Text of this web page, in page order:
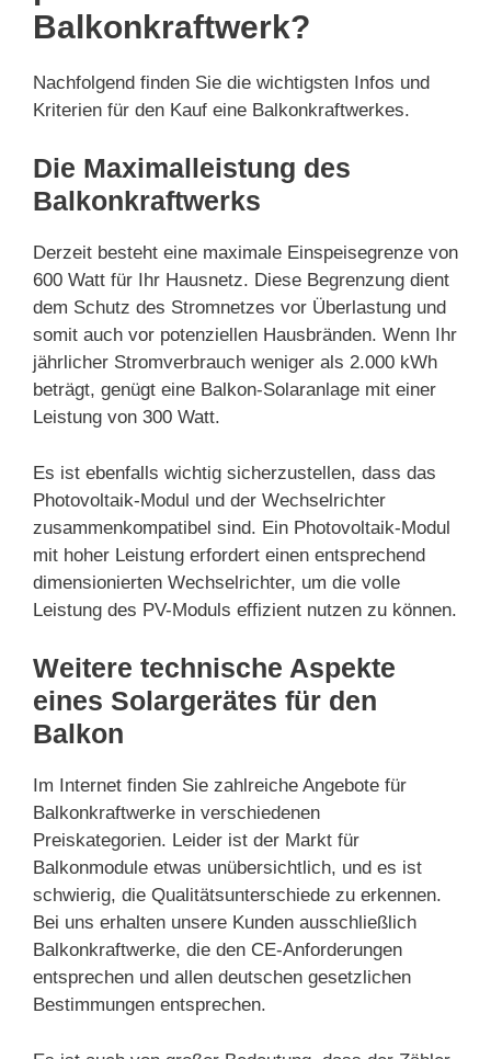
Balkonkraftwerk?
Nachfolgend finden Sie die wichtigsten Infos und
Kriterien für den Kauf eine Balkonkraftwerkes.
Die Maximalleistung des
Balkonkraftwerks
Derzeit besteht eine maximale Einspeisegrenze von
600 Watt für Ihr Hausnetz. Diese Begrenzung dient
dem Schutz des Stromnetzes vor Überlastung und
somit auch vor potenziellen Hausbränden. Wenn Ihr
jährlicher Stromverbrauch weniger als 2.000 kWh
beträgt, genügt eine Balkon-Solaranlage mit einer
Leistung von 300 Watt.
Es ist ebenfalls wichtig sicherzustellen, dass das
Photovoltaik-Modul und der Wechselrichter
zusammenkompatibel sind. Ein Photovoltaik-Modul
mit hoher Leistung erfordert einen entsprechend
dimensionierten Wechselrichter, um die volle
Leistung des PV-Moduls effizient nutzen zu können.
Weitere technische Aspekte
eines Solargerätes für den
Balkon
Im Internet finden Sie zahlreiche Angebote für
Balkonkraftwerke in verschiedenen
Preiskategorien. Leider ist der Markt für
Balkonmodule etwas unübersichtlich, und es ist
schwierig, die Qualitätsunterschiede zu erkennen.
Bei uns erhalten unsere Kunden ausschließlich
Balkonkraftwerke, die den CE-Anforderungen
entsprechen und allen deutschen gesetzlichen
Bestimmungen entsprechen.